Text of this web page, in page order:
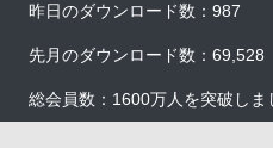
昨日のダウンロード数：987
先月のダウンロード数：69,528
総会員数：1600万人を突破しま